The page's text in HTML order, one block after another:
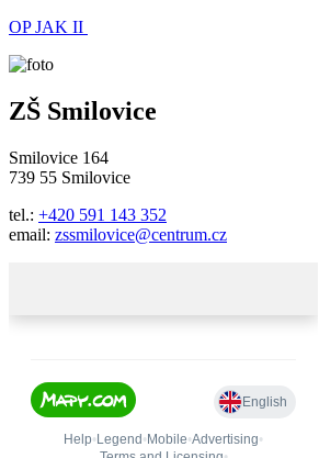
OP JAK II
ZŠ Smilovice
Smilovice 164
739 55 Smilovice
tel.: +420 591 143 352
email: zssmilovice@centrum.cz